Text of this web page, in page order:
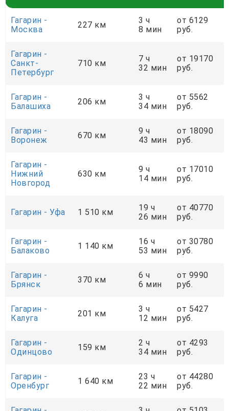
Гагарин -
Москва
227 км
3 ч
8 мин
от 6129
руб.
Гагарин -
Санкт-
Петербург
710 км
7 ч
32 мин
от 19170
руб.
Гагарин -
Балашиха
206 км
3 ч
34 мин
от 5562
руб.
Гагарин -
Воронеж
670 км
9 ч
43 мин
от 18090
руб.
Гагарин -
Нижний
Новгород
630 км
9 ч
14 мин
от 17010
руб.
Гагарин - Уфа 1 510 км
19 ч
26 мин
от 40770
руб.
Гагарин -
Балаково
1 140 км
16 ч
53 мин
от 30780
руб.
Гагарин -
Брянск
370 км
6 ч
6 мин
от 9990
руб.
Гагарин -
Калуга
201 км
3 ч
12 мин
от 5427
руб.
Гагарин -
Одинцово
159 км
2 ч
34 мин
от 4293
руб.
Гагарин -
Оренбург
1 640 км
23 ч
22 мин
от 44280
руб.